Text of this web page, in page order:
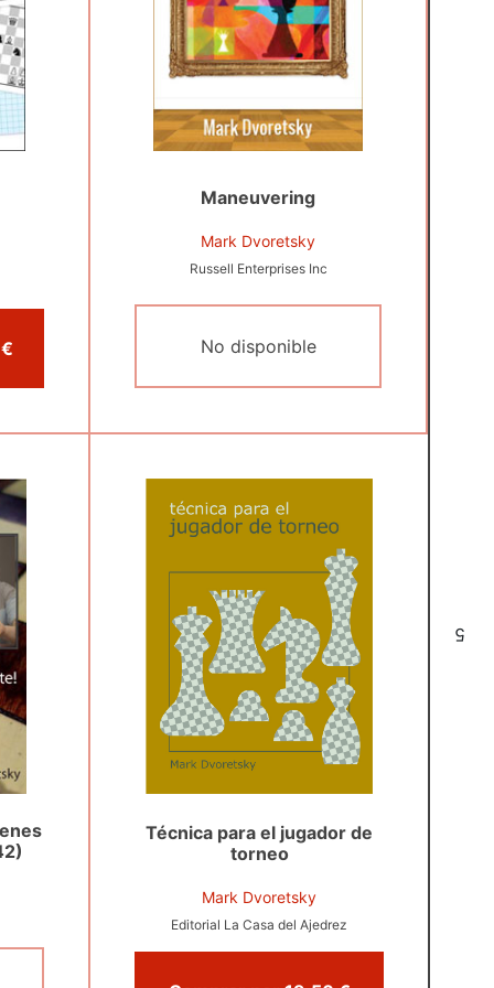
5
Comprar por 24,95 €
Maneuvering
Mark Dvoretsky
Russell Enterprises Inc
No disponible
Técnica para el jugador de
torneo
Mark Dvoretsky
Editorial La Casa del Ajedrez